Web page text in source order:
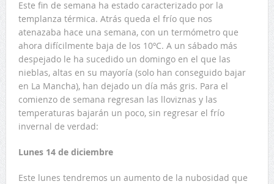
Este fin de semana ha estado caracterizado por la
templanza térmica. Atrás queda el frío que nos
atenazaba hace una semana, con un termómetro que
ahora difícilmente baja de los 10ºC. A un sábado más
despejado le ha sucedido un domingo en el que las
nieblas, altas en su mayoría (solo han conseguido bajar
en La Mancha), han dejado un día más gris. Para el
comienzo de semana regresan las lloviznas y las
temperaturas bajarán un poco, sin regresar el frío
invernal de verdad:
Lunes 14 de diciembre
Este lunes tendremos un aumento de la nubosidad que